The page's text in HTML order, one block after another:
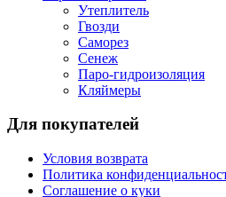
Утеплитель
Гвозди
Саморез
Сенеж
Паро-гидроизоляция
Кляймеры
Для покупателей
Условия возврата
Политика
Соглашение о куки